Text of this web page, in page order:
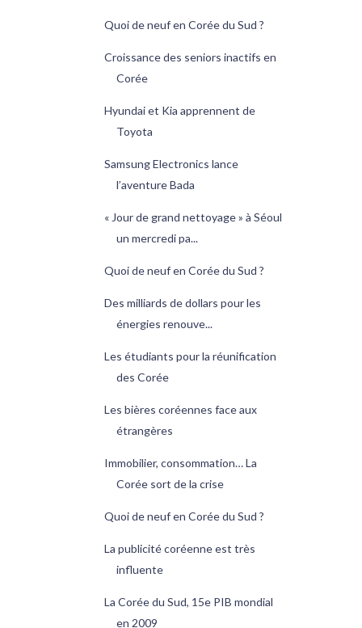
Quoi de neuf en Corée du Sud ?
Croissance des seniors inactifs en
Corée
Hyundai et Kia apprennent de
Toyota
Samsung Electronics lance
l’aventure Bada
« Jour de grand nettoyage » à Séoul
un mercredi pa...
Quoi de neuf en Corée du Sud ?
Des milliards de dollars pour les
énergies renouve...
Les étudiants pour la réunification
des Corée
Les bières coréennes face aux
étrangères
Immobilier, consommation… La
Corée sort de la crise
Quoi de neuf en Corée du Sud ?
La publicité coréenne est très
influente
La Corée du Sud, 15e PIB mondial
en 2009